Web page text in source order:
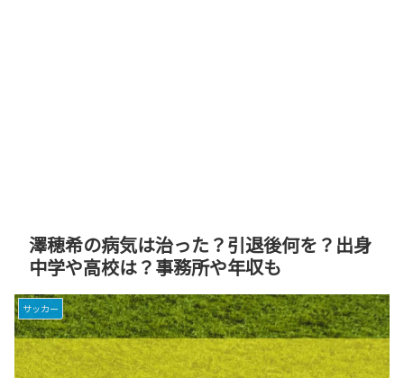
澤穂希の病気は治った？引退後何を？出身
中学や高校は？事務所や年収も
サッカー